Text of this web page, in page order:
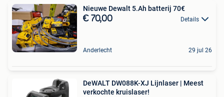
Nieuwe Dewalt 5.Ah batterij 70€
€ 70,00 Details
Anderlecht 29 jul 26
DeWALT DW088K-XJ Lijnlaser | Meest
verkochte kruislaser!